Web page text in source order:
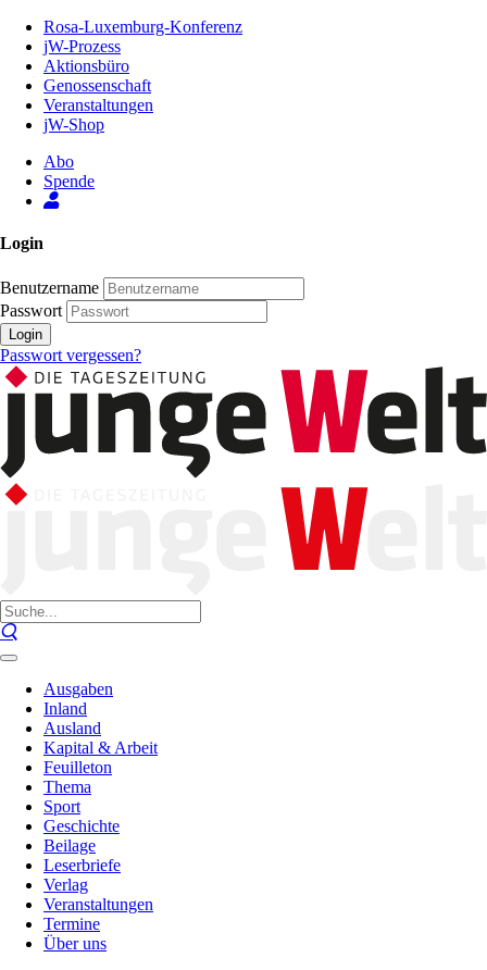
Inhalt
Seite
Rosa-Luxemburg-Konferenz
jW-Prozess
Aktionsbüro
Genossenschaft
Veranstaltungen
jW-Shop
Abo
Spende
Login
Benutzername
Passwort
Login
Passwort vergessen?
Ausgaben
Inland
Ausland
Kapital & Arbeit
Feuilleton
Thema
Sport
Geschichte
Beilage
Leserbriefe
Verlag
Veranstaltungen
Termine
Über uns